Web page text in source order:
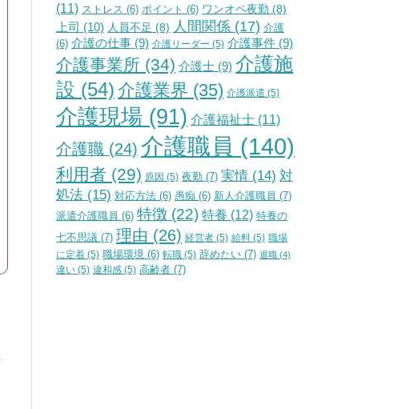
(11) ストレス (6) ポイント (6) ワンオペ夜勤 (8)
上司 (10) 人員不足 (8) 人間関係 (17) 介護
(6) 介護の仕事 (9) 介護リーダー (5) 介護事件 (9)
介護事業所 (34) 介護士 (9) 介護施
設 (54) 介護業界 (35) 介護派遣 (5)
介護現場 (91) 介護福祉士 (11)
介護職 (24) 介護職員 (140)
利用者 (29) 原因 (5) 夜勤 (7) 実情 (14) 対
処法 (15) 対応方法 (6) 愚痴 (6) 新人介護職員 (7)
派遣介護職員 (6) 特徴 (22) 特養 (12) 特養の
七不思議 (7) 理由 (26) 経営者 (5) 給料 (5) 職場
に定着 (5) 職場環境 (6) 転職 (5) 辞めたい (7) 退職 (4)
違い (5) 違和感 (5) 高齢者 (7)